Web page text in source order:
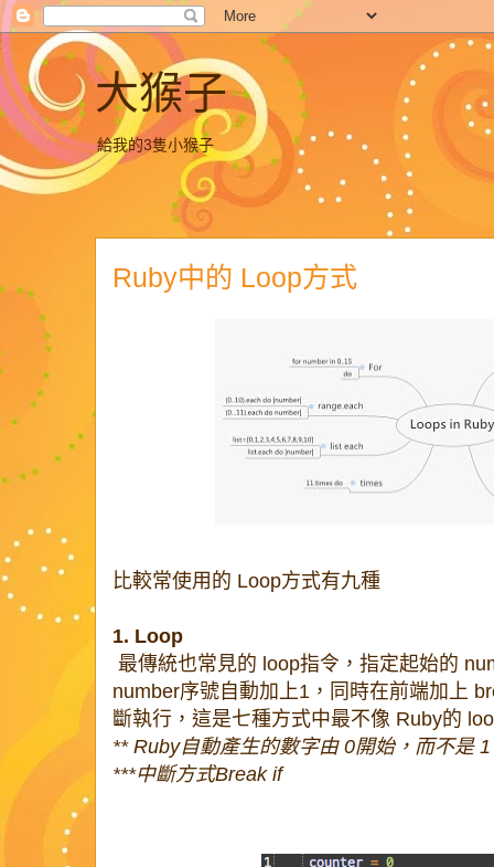
大猴子
給我的3隻小猴子
Ruby中的 Loop方式
比較常使用的 Loop方式有九種
1. Loop
最傳統也常見的 loop指令，指定起始的
number序號自動加上1，同時在前端加上
斷執行，這是七種方式中最不像 Ruby的
** Ruby自動產生的數字由 0開始，而不是 1
***中斷方式Break if